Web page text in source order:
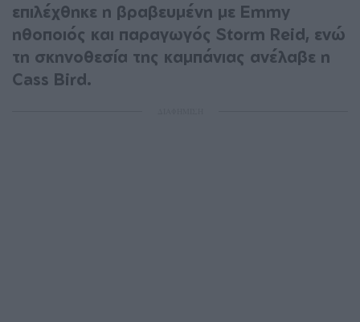
επιλέχθηκε η βραβευμένη με Emmy
ηθοποιός και παραγωγός Storm Reid, ενώ
τη σκηνοθεσία της καμπάνιας ανέλαβε η
Cass Bird.